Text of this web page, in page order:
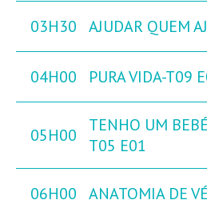
03H30 AJUDAR QUEM
04H00 PURA VIDA-T09
05H00
TENHO UM
T05 E01
06H00 ANATOMIA DE